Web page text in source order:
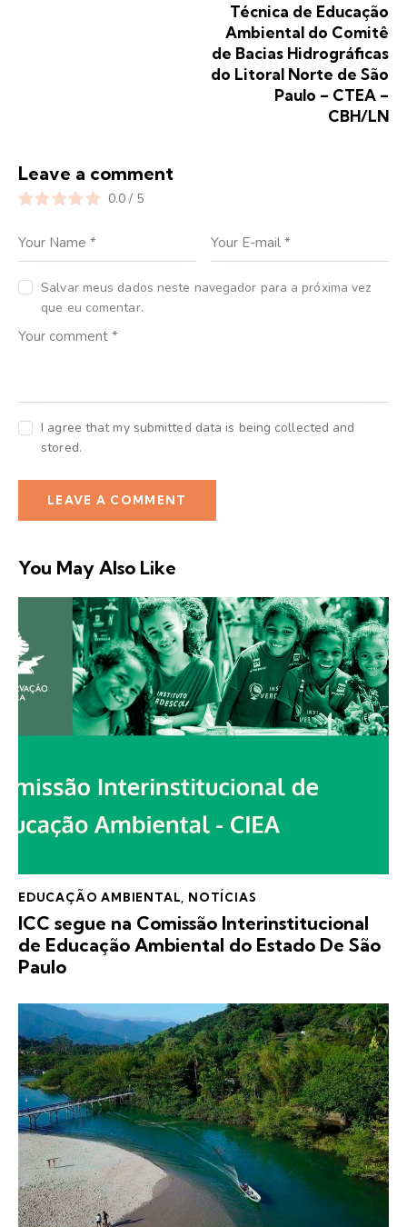
Técnica de Educação
Ambiental do Comitê
de Bacias Hidrográficas
do Litoral Norte de São
Paulo – CTEA –
CBH/LN
Leave a comment
0.0 / 5
Salvar meus dados neste navegador para a próxima vez
que eu comentar.
I agree that my submitted data is being collected and
stored.
You May Also Like
EDUCAÇÃO AMBIENTAL NOTÍCIAS
ICC segue na Comissão Interinstitucional
de Educação Ambiental do Estado De São
Paulo